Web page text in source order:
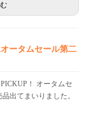
ータムセール第二
！ オータムセ
出てまいりました。